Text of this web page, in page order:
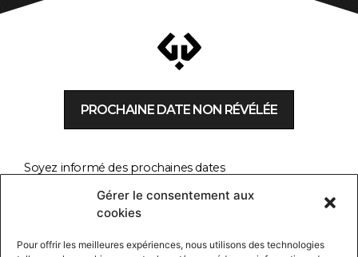
Gérer le consentement aux
cookies
Pour offrir les meilleures expériences, nous utilisons des technologies
PROCHAINE DATE NON RÉVÉLÉE
Soyez informé des prochaines dates
ENVOYER